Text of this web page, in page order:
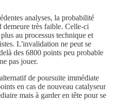
analyses, la probabilité
demeure très faible. Celle-ci
au processus technique et
L'invalidation ne peut se
des 6800 points peu probable
pas jouer.
de poursuite immédiate
en cas de nouveau catalyseur
mais à garder en tête pour se